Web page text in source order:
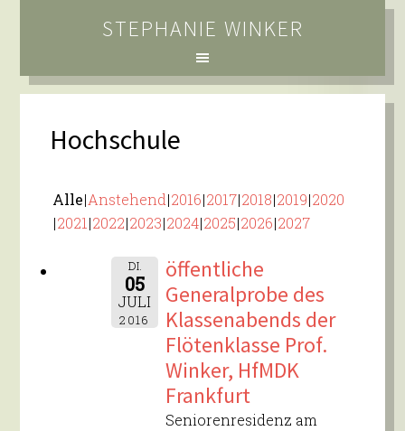
STEPHANIE WINKER
Hochschule
Alle Anstehend 2016 2017 2018 2019 2020
2021 2022 2023 2024 2025 2026 2027
DI.
05
JULI
2016
öffentliche
Generalprobe des
Klassenabends der
Flötenklasse Prof.
Winker, HfMDK
Frankfurt
Seniorenresidenz am